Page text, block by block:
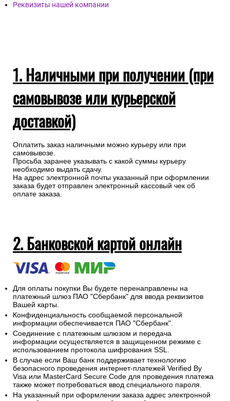
Реквизиты нашей компании
1. Наличными при получении (при
самовывозе или курьерской
доставкой)
Оплатить заказ наличными можно курьеру или при
самовывозе.
Просьба заранее указывать с какой суммы курьеру
необходимо выдать сдачу.
На адрес электронной почты указанный при оформлении
заказа будет отправлен электронный кассовый чек об
оплате заказа.
2. Банковской картой онлайн
Для оплаты покупки Вы будете перенаправлены на
платежный шлюз ПАО "Сбербанк" для ввода реквизитов
Вашей карты.
Конфиденциальность сообщаемой персональной
информации обеспечивается ПАО "Сбербанк".
Соединение с платежным шлюзом и передача
информации осуществляется в защищенном режиме с
использованием протокола шифрования SSL.
В случае если Ваш банк поддерживает технологию
безопасного проведения интернет-платежей Verified By
Visa или MasterCard Secure Code для проведения платежа
также может потребоваться ввод специального пароля.
На указанный при оформлении заказа адрес электронной